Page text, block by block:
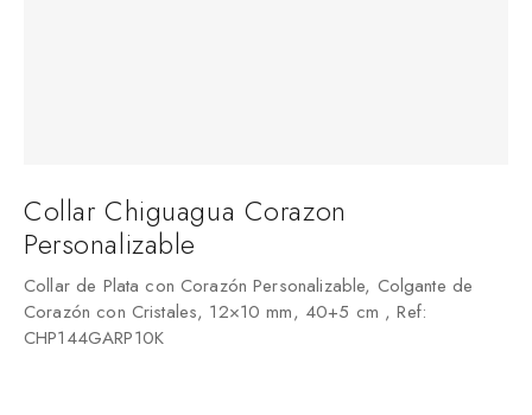
Collar Chiguagua Corazon
Personalizable
Collar de Plata con Corazón Personalizable, Colgante de
Corazón con Cristales, 12×10 mm, 40+5 cm , Ref:
CHP144GARP10K